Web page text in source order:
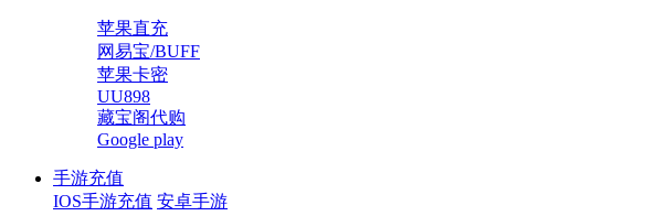
苹果直充
网易宝/BUFF
苹果卡密
UU898
藏宝阁代购
Google play
手游充值
IOS手游充值 安卓手游